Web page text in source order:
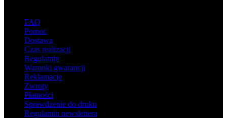
FAQ
Pomoc
Dostawa
Czas realizacji
Regulamin
Warunki gwarancji
Reklamacje
Zwroty
Płatności
Sprawdzenie do druku
Regulamin newslettera